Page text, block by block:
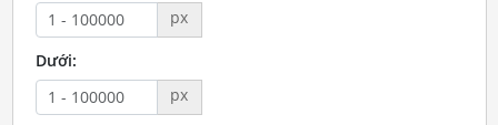
px
Dưới:
px